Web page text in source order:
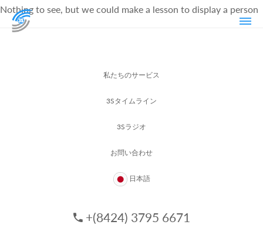
Nothing to see, but we could make a lesson to display a person
私たちのサービス
3Sタイムライン
3Sラジオ
お問い合わせ
日本語
+(8424) 3795 6671